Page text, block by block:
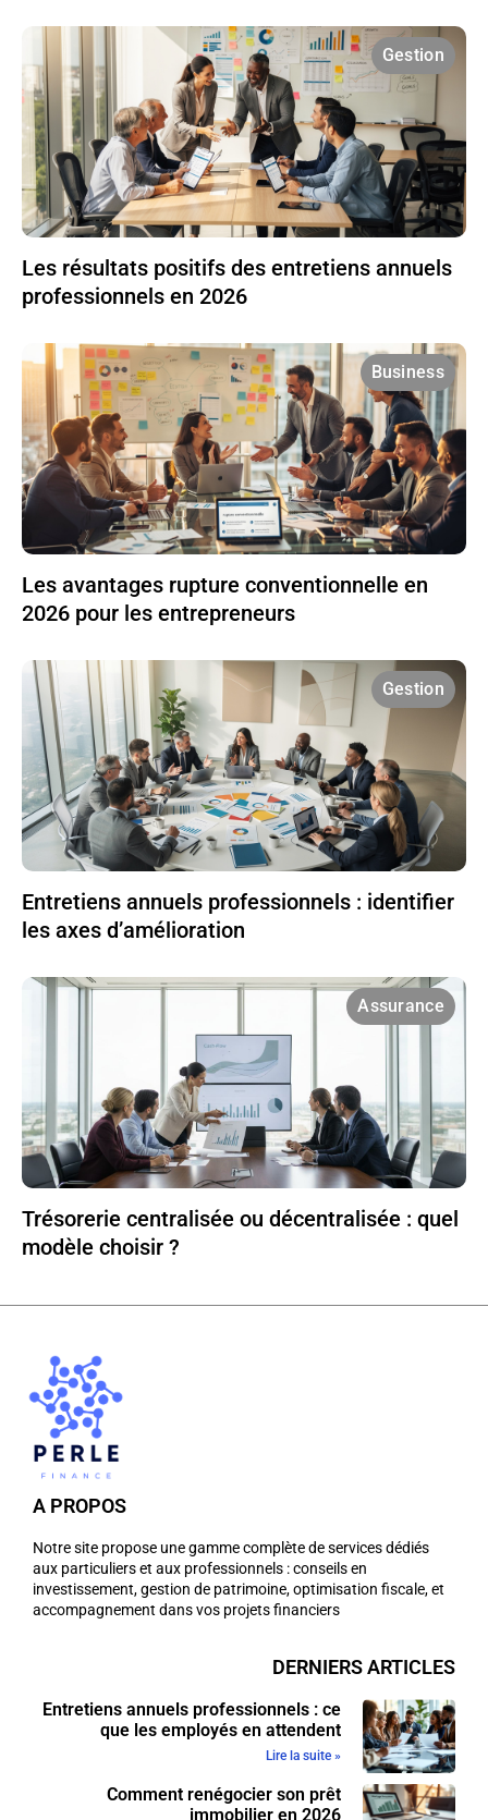
Gestion
Les résultats positifs des entretiens annuels
professionnels en 2026
Business
Les avantages rupture conventionnelle en
2026 pour les entrepreneurs
Gestion
Entretiens annuels professionnels : identifier
les axes d’amélioration
Assurance
Trésorerie centralisée ou décentralisée : quel
modèle choisir ?
A PROPOS
Notre site propose une gamme complète de services dédiés
aux particuliers et aux professionnels : conseils en
investissement, gestion de patrimoine, optimisation fiscale, et
accompagnement dans vos projets financiers
DERNIERS ARTICLES
Entretiens annuels professionnels : ce
que les employés en attendent
Lire la suite »
Comment renégocier son prêt
immobilier en 2026